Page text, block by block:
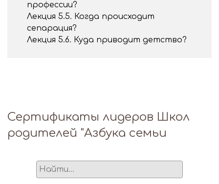
профессии?
Лекция 5.5. Когда происходит
сепарация?
Лекция 5.6. Куда приводит детство?
Сертификаты лидеров Школ
родителей "Азбука семьи